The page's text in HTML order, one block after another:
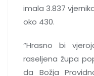
imala 3.837
oko 430.
“Hrasno bi
raseljena župa
da Božja